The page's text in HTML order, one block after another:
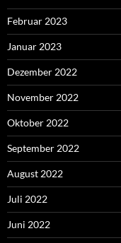
Februar 2023
Januar 2023
Dezember 2022
November 2022
Oktober 2022
September 2022
August 2022
Juli 2022
Juni 2022